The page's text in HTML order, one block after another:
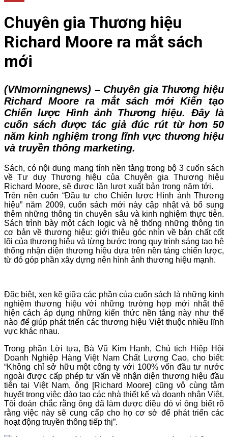
Chuyên gia Thương hiệu
Richard Moore ra mắt sách
mới
(VNmorningnews) – Chuyên gia Thương hiệu
Richard Moore ra mắt sách mới Kiến tạo
Chiến lược Hình ảnh Thương hiệu. Đây là
cuốn sách được tác giả đúc rút từ hơn 50
năm kinh nghiệm trong lĩnh vực thương hiệu
và truyền thông marketing.
Sách, có nội dung mang tính nền tảng trong bộ 3 cuốn sách
về Tư duy Thương hiệu của Chuyên gia Thương hiệu
Richard Moore, sẽ được lần lượt xuất bản trong năm tới.
Trên nền cuốn “Đầu tư cho Chiến lược Hình ảnh Thương
hiệu” năm 2009, cuốn sách mới này cập nhật và bổ sung
thêm những thông tin chuyên sâu và kinh nghiệm thực tiễn.
Sách trình bày một cách logic và hệ thống những thông tin
cơ bản về thương hiệu: giới thiệu góc nhìn về bản chất cốt
lõi của thương hiệu và từng bước trong quy trình sáng tạo hệ
thống nhận diện thương hiệu dựa trên nền tảng chiến lược,
từ đó góp phần xây dựng nên hình ảnh thương hiệu mạnh.
Đặc biệt, xen kẽ giữa các phần của cuốn sách là những kinh
nghiệm thương hiệu với những trường hợp mới nhất thể
hiện cách áp dụng những kiến thức nền tảng này như thế
nào để giúp phát triển các thương hiệu Việt thuộc nhiều lĩnh
vực khác nhau.
Trong phần Lời tựa, Bà Vũ Kim Hạnh, Chủ tịch Hiệp Hội
Doanh Nghiệp Hàng Việt Nam Chất Lượng Cao, cho biết:
“Không chỉ sở hữu một công ty với 100% vốn đầu tư nước
ngoài được cấp phép tư vấn về nhận diện thương hiệu đầu
tiên tại Việt Nam, ông [Richard Moore] cũng vô cùng tâm
huyết trong việc đào tạo các nhà thiết kế và doanh nhân Việt.
Tôi đoán chắc rằng ông đã làm được điều đó vì ông biết rõ
rằng việc này sẽ cung cấp cho họ cơ sở để phát triển các
hoạt động truyền thông tiếp thị”.